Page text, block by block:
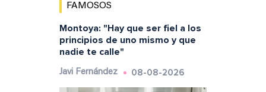
FAMOSOS
Montoya: "Hay que ser fiel a los
principios de uno mismo y que
nadie te calle"
Javi Fernández 08-08-2026